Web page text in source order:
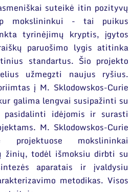
suteikė itin pozityvų
mokslininkui - tai puikus
tyrinėjimų kryptis, įgytos
paruošimo lygis atitinka
standartus. Šio projekto
užmegzti naujus ryšius.
į M. Sklodowskos-Curie
galima lengvai susipažinti su
pasidalinti idėjomis ir surasti
M. Sklodowskos-Curie
projektuose mokslininkai
žinių, todėl išmoksiu dirbti su
aparatais ir įvaldysiu
metodikas. Visos